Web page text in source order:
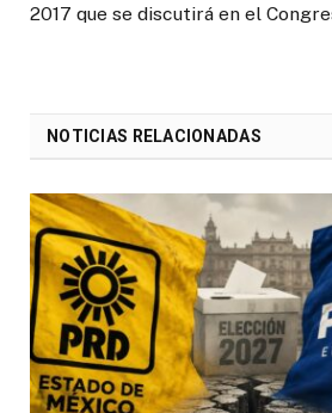
2017 que se discutirá en el
NOTICIAS RELACIONADAS